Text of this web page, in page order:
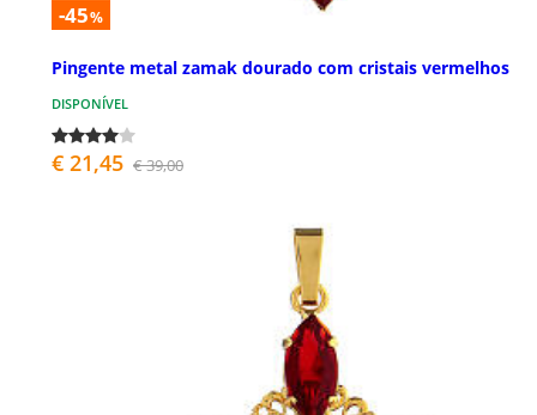
-45%
Pingente metal zamak dourado com cristais vermelhos
DISPONÍVEL
€ 21,45 € 39,00